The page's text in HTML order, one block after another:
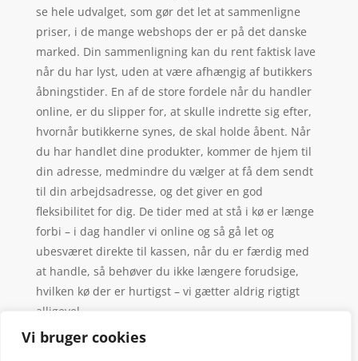
Vi bruger cookies
se hele udvalget, som gør det let at sammenligne
priser, i de mange webshops der er på det danske
marked. Din sammenligning kan du rent faktisk lave
når du har lyst, uden at være afhængig af butikkers
åbningstider. En af de store fordele når du handler
online, er du slipper for, at skulle indrette sig efter,
hvornår butikkerne synes, de skal holde åbent. Når
du har handlet dine produkter, kommer de hjem til
din adresse, medmindre du vælger at få dem sendt
til din arbejdsadresse, og det giver en god
fleksibilitet for dig. De tider med at stå i kø er længe
forbi – i dag handler vi online og så gå let og
ubesværet direkte til kassen, når du er færdig med
at handle, så behøver du ikke længere forudsige,
hvilken kø der er hurtigst – vi gætter aldrig rigtigt
alligevel.